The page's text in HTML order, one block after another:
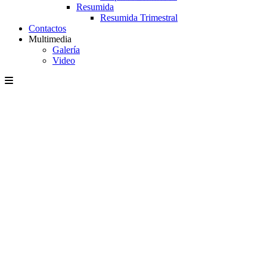
Resumida
Resumida Trimestral
Contactos
Multimedia
Galería
Video